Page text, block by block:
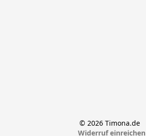
© 2026 Timona.de
Widerruf einreichen